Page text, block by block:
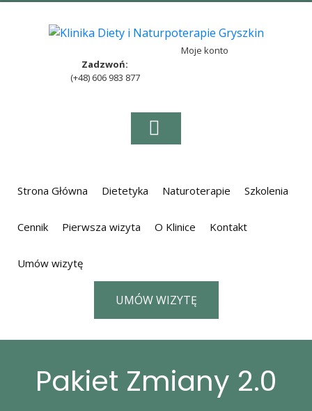
Zadzwoń:
(+48) 606 983 877
Moje konto
Strona Główna Dietetyka Naturoterapie Szkolenia
Cennik Pierwsza wizyta O Klinice Kontakt
Umów wizytę
UMÓW WIZYTĘ
Pakiet Zmiany 2.0